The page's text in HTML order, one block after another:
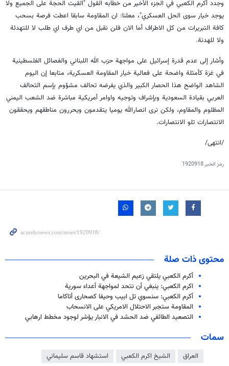
وجدد أكرم الكعبي في الجزء الأخير من خطابه القول "القيت الحجة على الجميع ولا
يوجد خيار سوى الحل العسكري"، معلنا: ان المقاومة سابقا اعطت فرصة بسحب
كافة التبريرات من كل الاطراف أما الان فلن نقبل من اي طرف اي طلب لا للتهدئة
ولا للهدنة.
وأشار إلى عدم قدرة إسرائيل على مواجهة حزب الله اللبناني والفصائل الفلسطينية
في غزة كأمثلة واضحة على فعالية خيار المقاومة العسكرية، متابعا إن اليوم
الشاهد الواضح هذا الحصار الكبير والذي يفرضه تحالف مشؤوم بإسم التحالف
العربي بقيادة السعودية وبإشراف وتوجيه واوامر أمريكية مباشرة ضد الشعب اليمني
المظلوم والمقاوم، ولكن نرى انصارالله يوميا يتقدمون ويحررون مناطقهم ويحققون
الانتصارات تلو الانتصارات.
/انتهى/
رمز الخبر1920918
محتوى ذات صلة
أكرم الكعبي يلتقي زعيم الشيعة في البحرين
اكرم الكعبي: ينبغي أن نتحد لمواجهة أعداء سورية
أكرم الكعبي: سنسوي تل ابيب وحيفا كصحاری أتاكاما
المقاومة ستجبر الاحتلال الامريكي على الانسحاب
التصعيد الطائفي ضد الحشد في الانبار يؤشر لوجود مخطط ارهابي
سمات
العراق الشيخ اكرم الكعبي استشهاد قاسم سليماني